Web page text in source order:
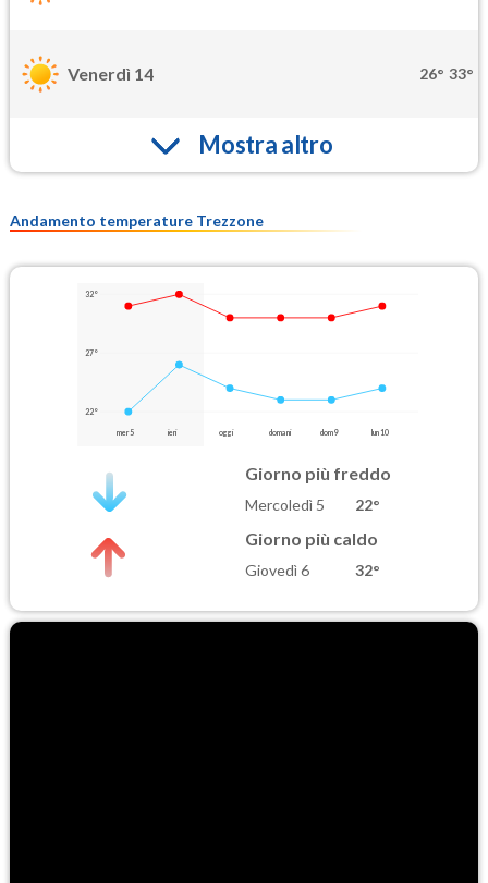
Venerdì 14 26° 33°
Mostra altro
Andamento temperature Trezzone
32°
27°
22°
mer 5 ieri oggi domani dom 9 lun 10
Giorno più freddo
Mercoledì 5 22°
Giorno più caldo
Giovedì 6 32°